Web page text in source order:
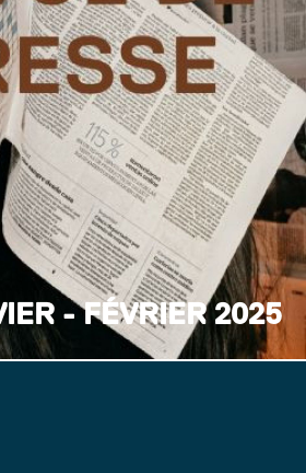
- FÉVRIER 2025